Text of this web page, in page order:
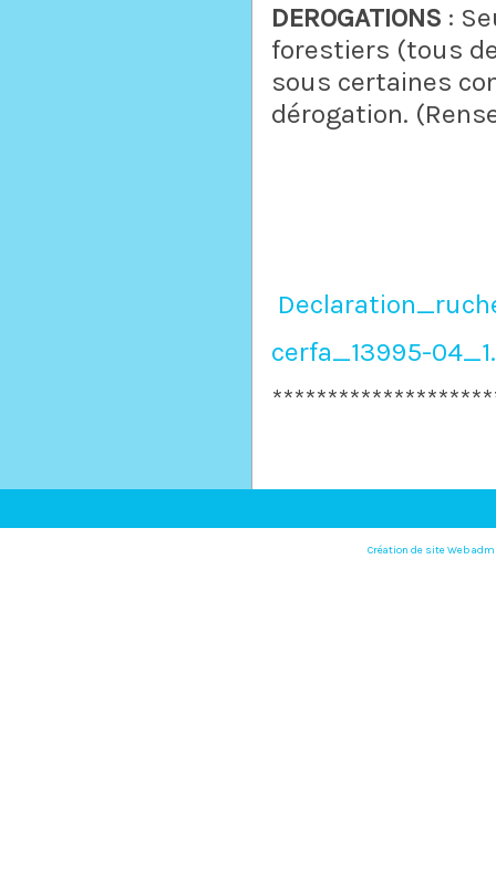
DEROGATIONS :
forestiers (tous
sous certaines
dérogation.
cerfa_13995-
Création de site Web